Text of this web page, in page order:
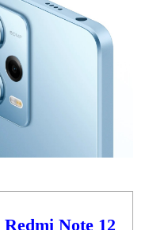
Redmi Note 12